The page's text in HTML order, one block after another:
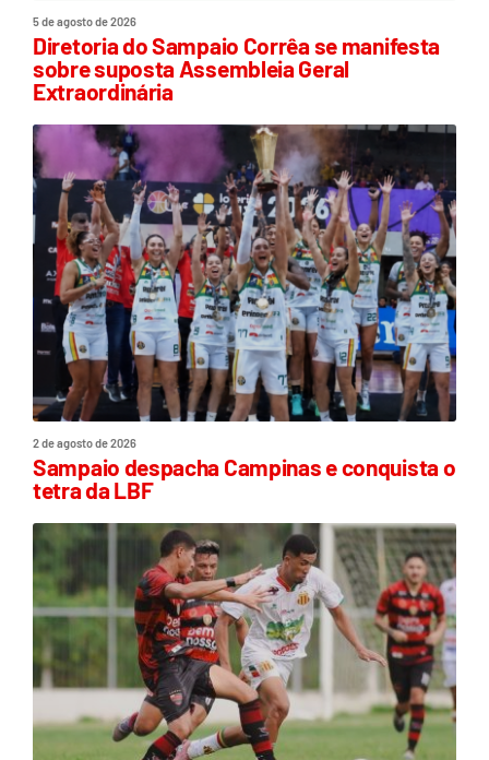
5 de agosto de 2026
Diretoria do Sampaio Corrêa se manifesta
sobre suposta Assembleia Geral
Extraordinária
2 de agosto de 2026
Sampaio despacha Campinas e conquista o
tetra da LBF